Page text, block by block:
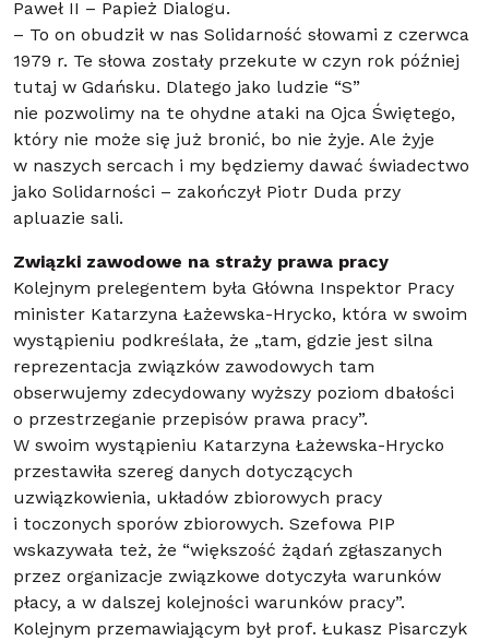
Paweł II – Papież Dialogu.
– To on obudził w nas Solidarność słowami z czerwca
1979 r. Te słowa zostały przekute w czyn rok później
tutaj w Gdańsku. Dlatego jako ludzie “S”
nie pozwolimy na te ohydne ataki na Ojca Świętego,
który nie może się już bronić, bo nie żyje. Ale żyje
w naszych sercach i my będziemy dawać świadectwo
jako Solidarności – zakończył Piotr Duda przy
apluazie sali.
Związki zawodowe na straży prawa pracy
Kolejnym prelegentem była Główna Inspektor Pracy
minister Katarzyna Łażewska-Hrycko, która w swoim
wystąpieniu podkreślała, że „tam, gdzie jest silna
reprezentacja związków zawodowych tam
obserwujemy zdecydowany wyższy poziom dbałości
o przestrzeganie przepisów prawa pracy”.
W swoim wystąpieniu Katarzyna Łażewska-Hrycko
przestawiła szereg danych dotyczących
uzwiązkowienia, układów zbiorowych pracy
i toczonych sporów zbiorowych. Szefowa PIP
wskazywała też, że “większość żądań zgłaszanych
przez organizacje związkowe dotyczyła warunków
płacy, a w dalszej kolejności warunków pracy”.
Kolejnym przemawiającym był prof. Łukasz Pisarczyk